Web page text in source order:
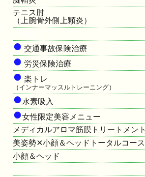
テニス肘
（上腕骨外側上顆炎）
● 交通事故保険治療
● 労災保険治療
● 楽トレ
（インナーマッスルトレーニング）
●水素吸入
●女性限定美容メニュー
メディカルアロマ筋膜トリートメント
美姿勢✕小顔＆ヘッドトータルコース
小顔＆ヘッド